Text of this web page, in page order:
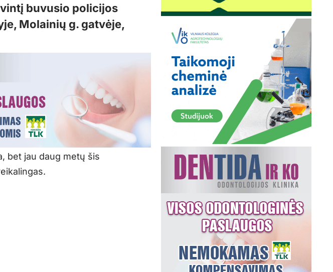
buvusio policijos
Molainių g. gatvėje,
bet jau daug metų šis